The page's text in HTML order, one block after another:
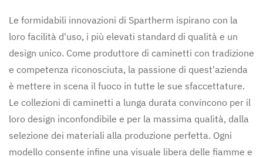
Le formidabili innovazioni di Spartherm ispirano con la
loro facilità d'uso, i più elevati standard di qualità e un
design unico. Come produttore di caminetti con tradizione
e competenza riconosciuta, la passione di quest'azienda
è mettere in scena il fuoco in tutte le sue sfaccettature.
Le collezioni di caminetti a lunga durata convincono per il
loro design inconfondibile e per la massima qualità, dalla
selezione dei materiali alla produzione perfetta. Ogni
modello consente infine una visuale libera delle fiamme e